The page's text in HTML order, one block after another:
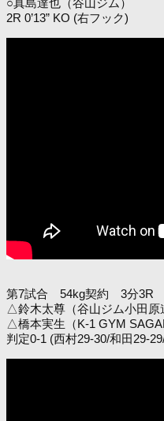
○真島達也（谷山ジム）
2R 0’13” KO (右フック)
第7試合 54kg契約 3分3R
△鈴木太尊（谷山ジム小田原
△橋本実生（K-1 GYM
判定0-1 (西村29-30/和田29-